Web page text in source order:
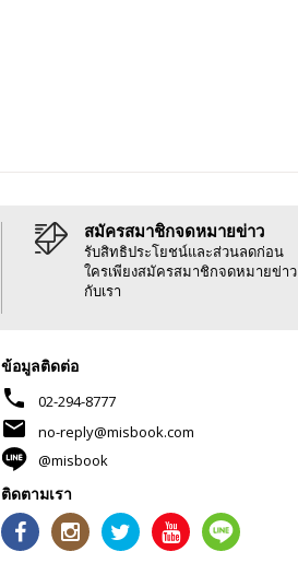
สมัครสมาชิกจดหมายข่าว
รับสิทธิประโยชน์และส่วนลดก่อน
ใครเพียงสมัครสมาชิกจดหมายข่าว
กับเรา
ข้อมูลติดต่อ
phone 02-294-8777
mail
no-reply@misbook.com
@misbook
ติดตามเรา